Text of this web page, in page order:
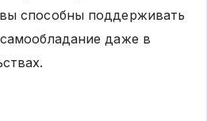
способны поддерживать
даже в